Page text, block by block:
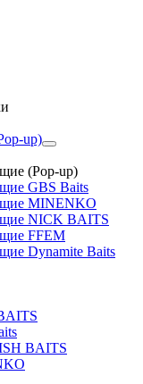
up)
(Pop-up)
GBS Baits
MINENKO
NICK BAITS
FFEM
Dynamite Baits
BAITS